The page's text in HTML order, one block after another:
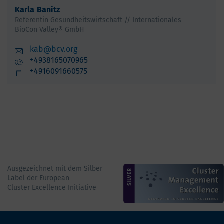
Karla Banitz
Referentin Gesundheitswirtschaft // Internationales
BioCon Valley® GmbH
kab@bcv.org
+4938165070965
+4916091660575
Ausgezeichnet mit dem Silber
Label der European
Cluster Excellence Initiative